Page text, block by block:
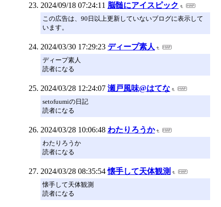
2024/09/18 07:24:11 脳髄にアイスピック
この広告は、90日以上更新していないブログに表示して
います。
2024/03/30 17:29:23 ディープ素人
ディープ素人
読者になる
2024/03/28 12:24:07 瀬戸風味@はてな
setofuumiの日記
読者になる
2024/03/28 10:06:48 わたりろうか
わたりろうか
読者になる
2024/03/28 08:35:54 懐手して天体観測
懐手して天体観測
読者になる